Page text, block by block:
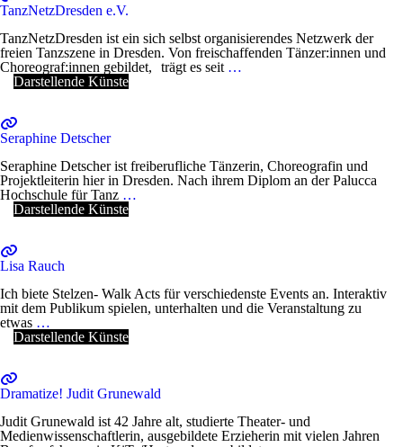
TanzNetzDresden e.V.
TanzNetzDresden ist ein sich selbst organisierendes Netzwerk der
freien Tanzszene in Dresden. Von freischaffenden Tänzer:innen und
Choreograf:innen gebildet, trägt es seit …
Darstellende Künste
Seraphine Detscher
Seraphine Detscher ist freiberufliche Tänzerin, Choreografin und
Projektleiterin hier in Dresden. Nach ihrem Diplom an der Palucca
Hochschule für Tanz …
Darstellende Künste
Lisa Rauch
Ich biete Stelzen- Walk Acts für verschiedenste Events an. Interaktiv
mit dem Publikum spielen, unterhalten und die Veranstaltung zu
etwas …
Darstellende Künste
Dramatize! Judit Grunewald
Judit Grunewald ist 42 Jahre alt, studierte Theater- und
Medienwissenschaftlerin, ausgebildete Erzieherin mit vielen Jahren